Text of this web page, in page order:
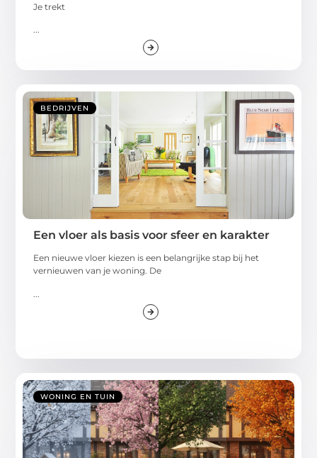
Je trekt
...
BEDRIJVEN
Een vloer als basis voor sfeer en karakter
Een nieuwe vloer kiezen is een belangrijke stap bij het
vernieuwen van je woning. De
WONING EN TUIN